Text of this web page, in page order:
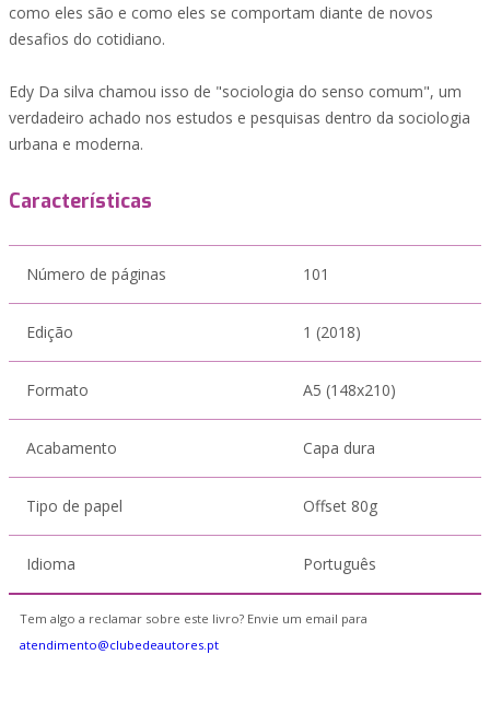
como eles são e como eles se comportam diante de novos
desafios do cotidiano.
Edy Da silva chamou isso de "sociologia do senso comum", um
verdadeiro achado nos estudos e pesquisas dentro da sociologia
urbana e moderna.
Características
Número de páginas 101
Edição 1 (2018)
Formato A5 (148x210)
Acabamento Capa dura
Tipo de papel Offset 80g
Idioma Português
Tem algo a reclamar sobre este livro? Envie um email para
atendimento@clubedeautores.pt